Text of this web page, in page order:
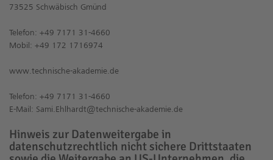
73525 Schwäbisch Gmünd
Telefon: +49 7171 31-4660
Mobil: +49 172 1716974
www.technische-akademie.de
Telefon: +49 7171 31-4660
E-Mail: Sami.Ehlhardt@technische-akademie.de
Hinweis zur Datenweitergabe in
datenschutzrechtlich nicht sichere Drittstaaten